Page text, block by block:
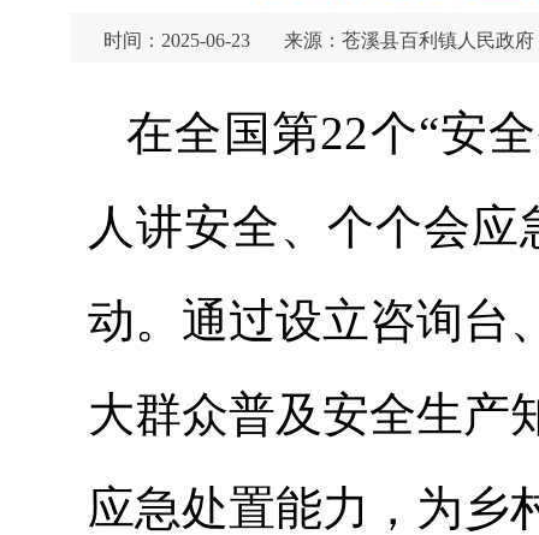
时间：2025-06-23 来源：苍溪县百利镇人民政府
在全国第22个“安
人讲安全、个个会
动。通过设立咨询台
大群众普及安全生产
应急处置能力，为乡